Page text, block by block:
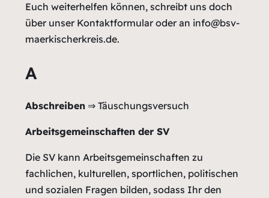
Euch weiterhelfen können, schreibt uns doch
über unser Kontaktformular oder an info@bsv-
maerkischerkreis.de.
A
Abschreiben ⇒ Täuschungsversuch
Arbeitsgemeinschaften der SV
Die SV kann Arbeitsgemeinschaften zu
fachlichen, kulturellen, sportlichen, politischen
und sozialen Fragen bilden, sodass Ihr den